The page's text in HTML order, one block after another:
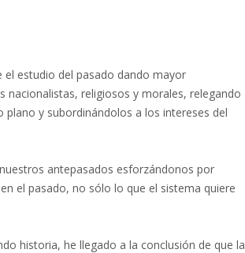
estudio del pasado dando mayor
nacionalistas, religiosos y morales, relegando
y subordinándolos a los intereses del
antepasados esforzándonos por
el pasado, no sólo lo que el sistema quiere
historia, he llegado a la conclusión de que la